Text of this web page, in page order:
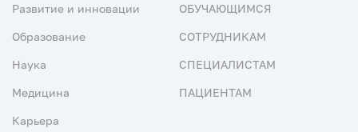
Развитие и инновации
Образование
Наука
Медицина
Карьера
ОБУЧАЮЩИМСЯ
СОТРУДНИКАМ
СПЕЦИАЛИСТАМ
ПАЦИЕНТАМ